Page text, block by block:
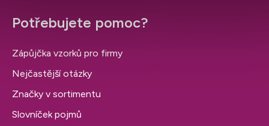
Potřebujete pomoc?
Zápůjčka vzorků pro firmy
Nejčastější otázky
Značky v sortimentu
Slovníček pojmů